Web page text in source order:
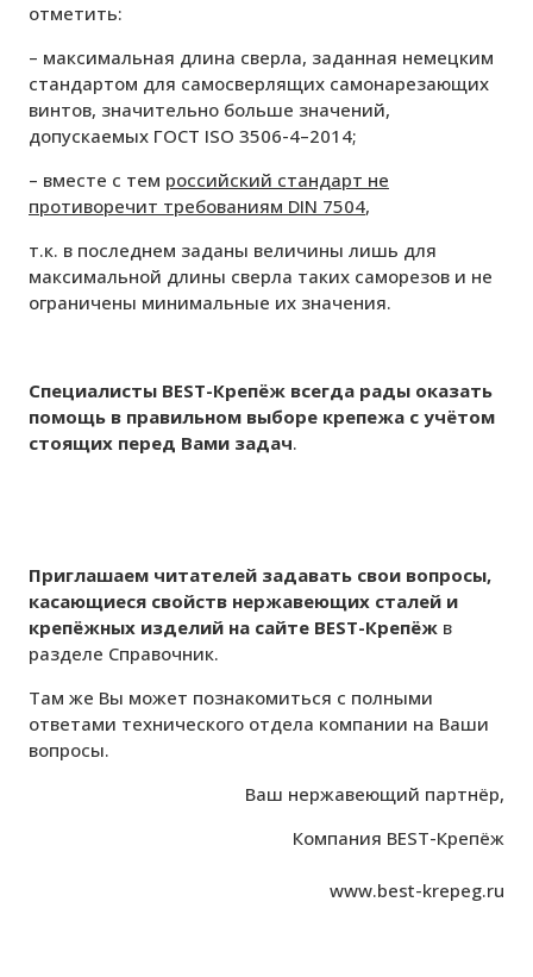
отметить:
– максимальная длина сверла, заданная немецким
стандартом для самосверлящих самонарезающих
винтов, значительно больше значений,
допускаемых ГОСТ ISO 3506-4–2014;
– вместе с тем российский стандарт не
противоречит требованиям DIN 7504,
т.к. в последнем заданы величины лишь для
максимальной длины сверла таких саморезов и не
ограничены минимальные их значения.
Специалисты BEST-Крепёж всегда рады оказать
помощь в правильном выборе крепежа с учётом
стоящих перед Вами задач.
Приглашаем читателей задавать свои вопросы,
касающиеся свойств нержавеющих сталей и
крепёжных изделий на сайте BEST-Крепёж в
разделе Справочник.
Там же Вы может познакомиться с полными
ответами технического отдела компании на Ваши
вопросы.
Ваш нержавеющий партнёр,
Компания BEST-Крепёж
www.best-krepeg.ru